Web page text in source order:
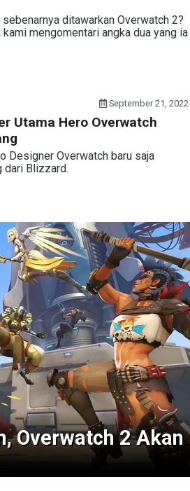
sebenarnya ditawarkan Overwatch 2?
kami mengomentari angka dua yang ia
September 21, 2022
Utama Hero Overwatch
Designer Overwatch baru saja
dari Blizzard.
Overwatch 2 Akan